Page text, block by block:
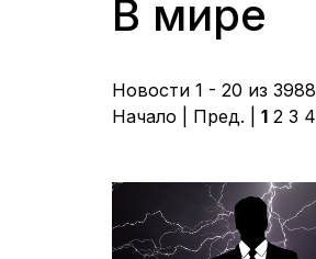
В мире
Новости 1 - 20 из 3988
Начало | Пред. | 1 2 3 4